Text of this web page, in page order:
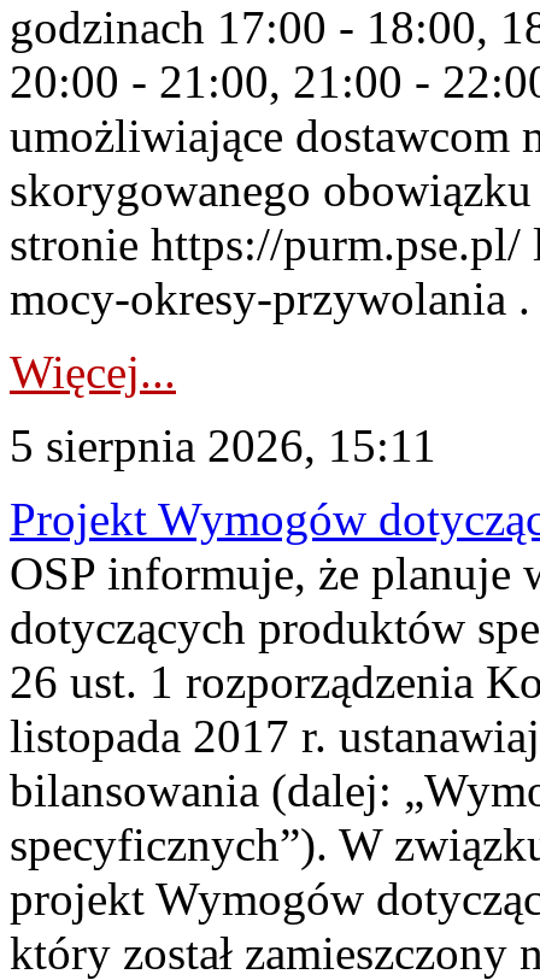
godzinach 17:00 - 18:00,
20:00 - 21:00, 21:00 -
umożliwiające dostawcom
skorygowanego
stronie https://
mocy-okresy-przywolania
Więcej...
5 sierpnia 2026, 15:11
Projekt Wymogów
OSP informuje, że planuje
dotyczących produktów
26 ust. 1 rozporządzenia
listopada 2017 r.
bilansowania (dalej:
specyficznych”). W
projekt Wymogów
który został zamieszczony